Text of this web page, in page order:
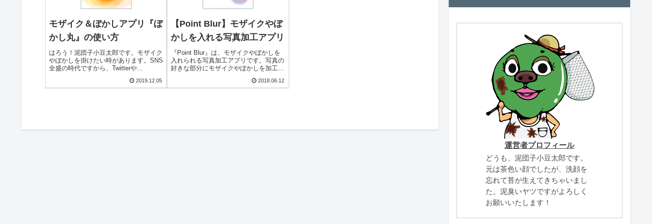
モザイク＆ぼかしアプリ『ぼ
かし丸』の使い方
はろう！泥団子小豆太郎です。モザイク
やぼかしを掛けたい時があります。SNS
全盛の時代ですから、Twitterや
が多いですよね。しかし、許可なく友達
2019.12.05
【Point Blur】モザイクやぼ
かしを入れる写真加工アプリ
『Point Blur』は、モザイクやぼかしを
入れられる写真加工アプリです。写真の
好きな部分にモザイクやぼかしを加工で
ンバープレートにモザイクを入れたい時
2018.06.12
運営者プロフィール
どうも、泥団子小豆太郎です。
元は茶色い顔でしたが、洗顔を
忘れて苔が生えてきちゃいまし
た。泥臭いヤツですがよろしく
お願いいたします！